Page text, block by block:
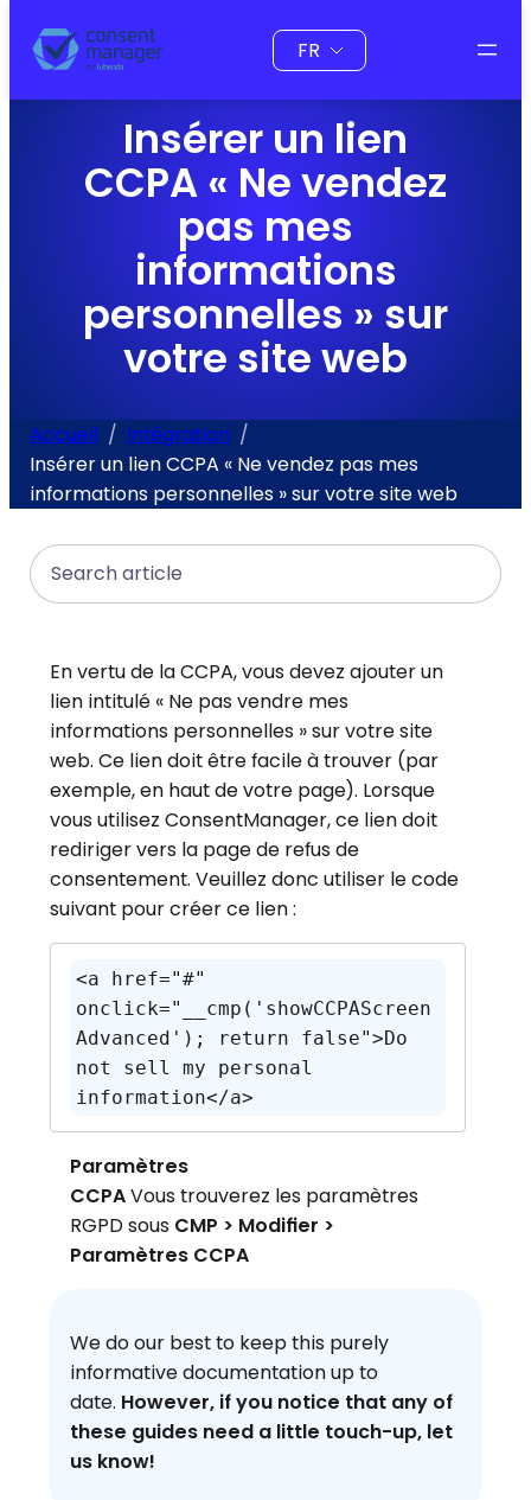
contenu
Choisir
une
langue
Insérer un lien
CCPA « Ne vendez
pas mes
informations
personnelles » sur
votre site web
Accueil
Intégration
Insérer un lien CCPA « Ne vendez pas mes
informations personnelles » sur votre site web
Search
En vertu de la CCPA, vous devez ajouter un
lien intitulé « Ne pas vendre mes
informations personnelles » sur votre site
web. Ce lien doit être facile à trouver (par
exemple, en haut de votre page). Lorsque
vous utilisez ConsentManager, ce lien doit
rediriger vers la page de refus de
consentement. Veuillez donc utiliser le code
suivant pour créer ce lien :
<a href="#"
onclick="__cmp('showCCPAScreen
Advanced'); return false">Do
not sell my personal
information</a>
Paramètres
CCPAVous trouverez les paramètres
RGPD sous CMP > Modifier >
Paramètres CCPA
We do our best to keep this purely
informative documentation up to
date. However, if you notice that any of
these guides need a little touch-up, let
us know!